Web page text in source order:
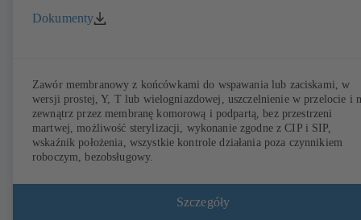
Dokumenty
Zawór membranowy z końcówkami do wspawania lub zaciskami, w
wersji prostej, Y, T lub wielogniazdowej, uszczelnienie w przelocie i
zewnątrz przez membranę komorową i podpartą, bez przestrzeni
martwej, możliwość sterylizacji, wykonanie zgodne z CIP i SIP,
wskaźnik położenia, wszystkie kontrole działania poza czynnikiem
roboczym, bezobsługowy.
Szczegóły